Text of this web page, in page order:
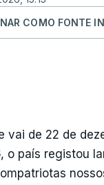
COMO FONTE
vai de 22 de
o país registou